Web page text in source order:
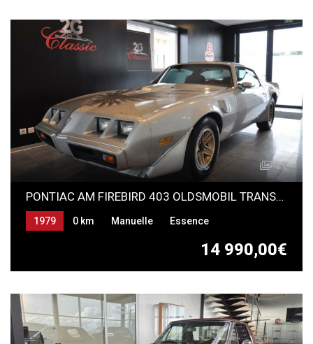
11
PONTIAC AM FIREBIRD 403 OLDSMOBIL TRANSAM
14 990,00€
1979 0 km Manuelle Essence